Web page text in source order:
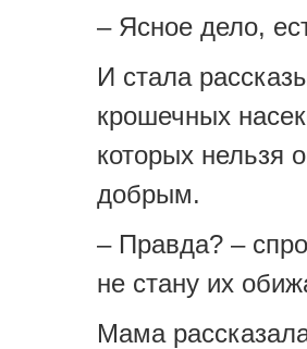
– Ясное дело,
И стала
крошечных
которых нельзя
добрым.
– Правда? –
не стану их
Мама